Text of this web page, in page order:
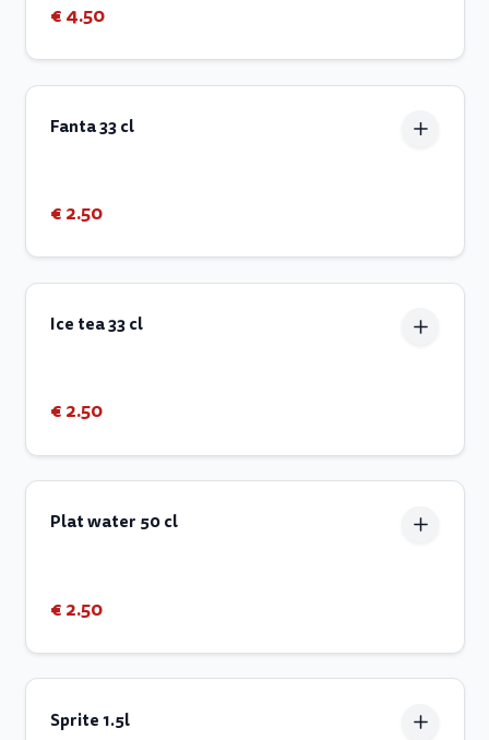
€ 4.50
Fanta 33 cl
€ 2.50
Ice tea 33 cl
€ 2.50
Plat water 50 cl
€ 2.50
Sprite 1.5l